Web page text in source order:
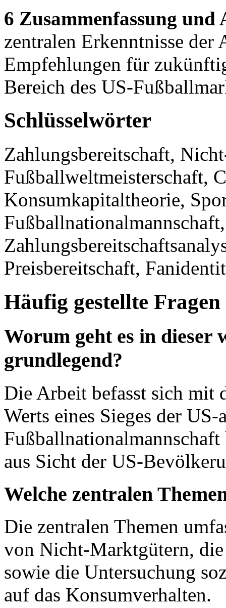
6 Zusammenfassung und
zentralen Erkenntnisse der
Empfehlungen für
Bereich des US-
Schlüsselwörter
Zahlungsbereitschaft,
Fußballweltmeisterschaft,
Konsumkapitaltheorie,
Preisbereitschaft,
Häufig gestellte Fragen
Worum geht es in dieser
grundlegend?
Die Arbeit befasst sich mit
Werts eines Sieges der
aus Sicht der US-
Welche zentralen
Die zentralen Themen
von Nicht-Marktgütern,
sowie die Untersuchung
auf das Konsumverhalten.